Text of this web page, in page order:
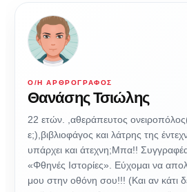
Ο/Η ΑΡΘΡΟΓΡΆΦΟΣ
Θανάσης Τσιώλης
22 ετών. ,αθεράπευτος ονειροπόλος(
ε;),βιβλιοφάγος και λάτρης της
υπάρχει και άτεχνη;Μπα!!
«Φθηνές Ιστορίες». Εύχομαι να
μου στην οθόνη σου!!! (Και αν κάτι